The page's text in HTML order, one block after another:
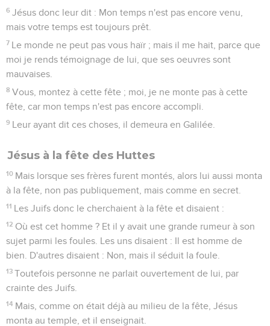
6 Jésus donc leur dit : Mon temps n'est pas encore venu,
mais votre temps est toujours prêt.
7 Le monde ne peut pas vous haïr ; mais il me hait, parce que
moi je rends témoignage de lui, que ses oeuvres sont
mauvaises.
8 Vous, montez à cette fête ; moi, je ne monte pas à cette
fête, car mon temps n'est pas encore accompli.
9 Leur ayant dit ces choses, il demeura en Galilée.
Jésus à la fête des Huttes
10 Mais lorsque ses frères furent montés, alors lui aussi monta
à la fête, non pas publiquement, mais comme en secret.
11 Les Juifs donc le cherchaient à la fête et disaient :
12 Où est cet homme ? Et il y avait une grande rumeur à son
sujet parmi les foules. Les uns disaient : Il est homme de
bien. D'autres disaient : Non, mais il séduit la foule.
13 Toutefois personne ne parlait ouvertement de lui, par
crainte des Juifs.
14 Mais, comme on était déjà au milieu de la fête, Jésus
monta au temple, et il enseignait.